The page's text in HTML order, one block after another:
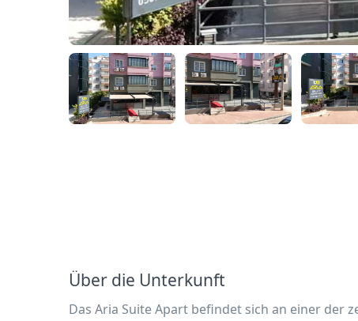
Über die Unterkunft
Das Aria Suite Apart befindet sich an einer der